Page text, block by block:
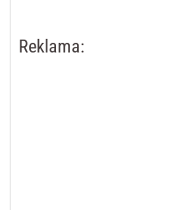
Reklama: